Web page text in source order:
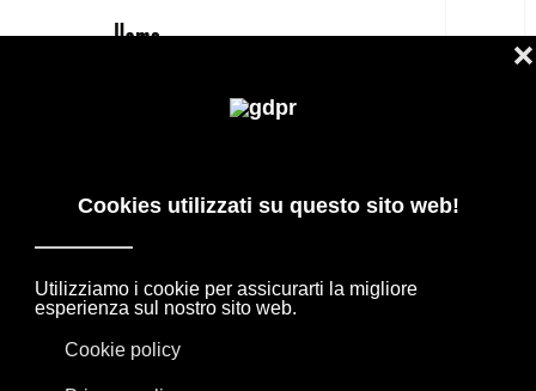
PRODOTTI DI DESIGN IN OFFERTA: AGAPE,
BOFFI, B&B ITALIA, DE PADOVA, MAXALTO,
FLEXFORM, MOOOI. BIANCHERIA, TAPPETI E
TESSUTI MISSONI, LORO PIANA, SOCIETY
LIMONTA. ILLUMINAZIONE DAVIDE GROPPI
OLUCE.